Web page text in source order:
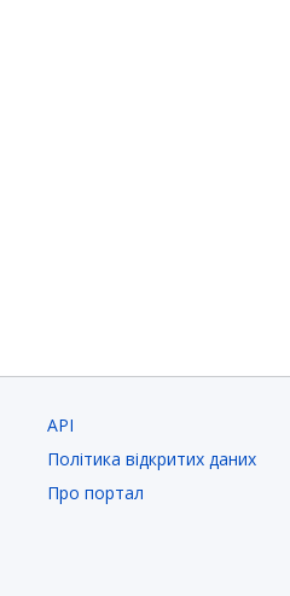
API
Політика відкритих даних
Про портал